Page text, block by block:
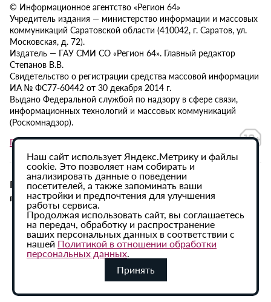
© Информационное агентство «Регион 64»
Учредитель издания — министерство информации и массовых
коммуникаций Саратовской области (410042, г. Саратов, ул.
Московская, д. 72).
Издатель — ГАУ СМИ СО «Регион 64». Главный редактор
Степанов В.В.
Свидетельство о регистрации средства массовой информации
ИА № ФС77-60442 от 30 декабря 2014 г.
Выдано Федеральной службой по надзору в сфере связи,
информационных технологий и массовых коммуникаций
(Роскомнадзор).
Политика в отношении обработки персональных данных
При использовании материалов сайта активная
гиперссылка на ИА «Регион 64» обязательна.
Наш сайт использует Яндекс.Метрику и файлы
cookie. Это позволяет нам собирать и
анализировать данные о поведении
посетителей, а также запоминать ваши
настройки и предпочтения для улучшения
работы сервиса.
Продолжая использовать сайт, вы соглашаетесь
на передач, обработку и распространение
ваших персональных данных в соответствии с
нашей Политикой в отношении обработки
персональных данных.
Принять